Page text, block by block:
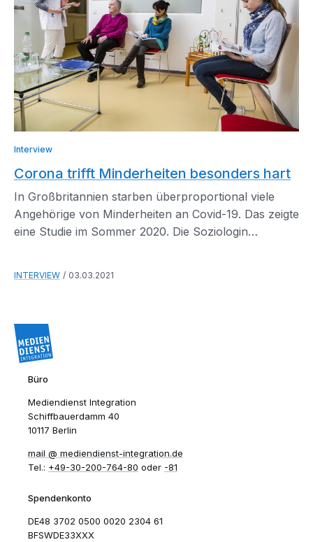
Interview
Corona trifft Minderheiten besonders hart
In Großbritannien starben überproportional viele
Angehörige von Minderheiten an Covid-19. Das zeigte
eine Studie im Sommer 2020. Die Soziologin
INTERVIEW 03.03.2021
Büro
Mediendienst Integration
Schiffbauerdamm 40
10117 Berlin
mail​
mediendienst-integration.de
Tel.: +49-30-200-764-80 oder -81
Spendenkonto
DE48 3702 0500 0020 2304 61
BFSWDE33XXX